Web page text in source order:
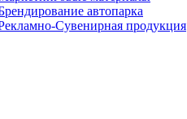
автопарка
Сувенирная продукция